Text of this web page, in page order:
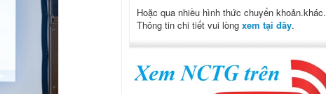
Hoặc qua nhiều hình thức chuyển khoản.khác.
Thông tin chi tiết vui lòng xem tại đây.